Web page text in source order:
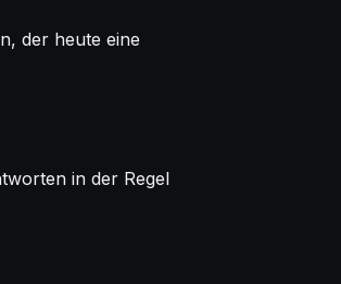
der heute eine
in der Regel